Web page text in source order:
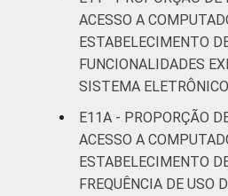
ACESSO A
ESTABELECIMENTO
FUNCIONALIDADES
SISTEMA ELETRÔNICO
E11A - PROPORÇÃO
ACESSO A
ESTABELECIMENTO
FREQUÊNCIA DE USO